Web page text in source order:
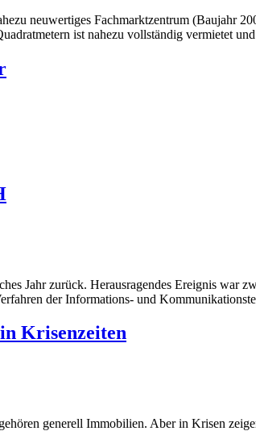
neuwertiges Fachmarktzentrum (Baujahr
ist nahezu vollständig vermietet
Jahr zurück. Herausragendes Ereignis war
der Informations- und
Krisenzeiten
generell Immobilien. Aber in Krisen